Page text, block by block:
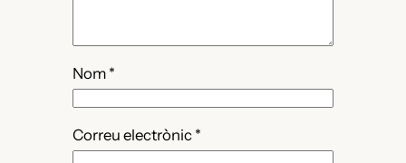
Nom *
Correu electrònic *